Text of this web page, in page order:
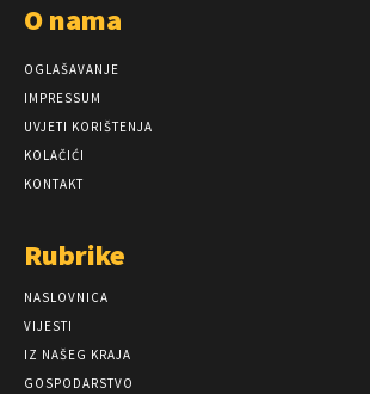
O nama
OGLAŠAVANJE
IMPRESSUM
UVJETI KORIŠTENJA
KOLAČIĆI
KONTAKT
Rubrike
NASLOVNICA
VIJESTI
IZ NAŠEG KRAJA
GOSPODARSTVO